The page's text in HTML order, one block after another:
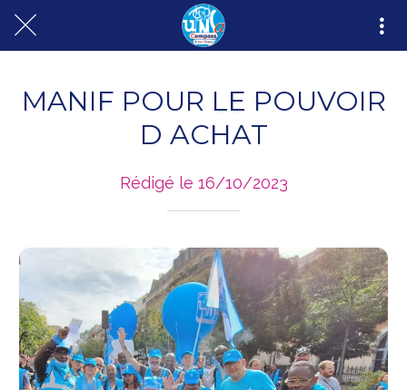
MANIF POUR LE POUVOIR
D ACHAT
Rédigé le 16/10/2023